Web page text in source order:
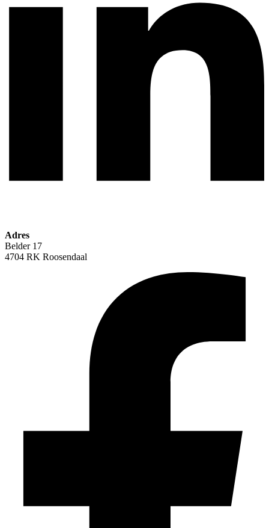
Adres
Belder 17
4704 RK Roosendaal